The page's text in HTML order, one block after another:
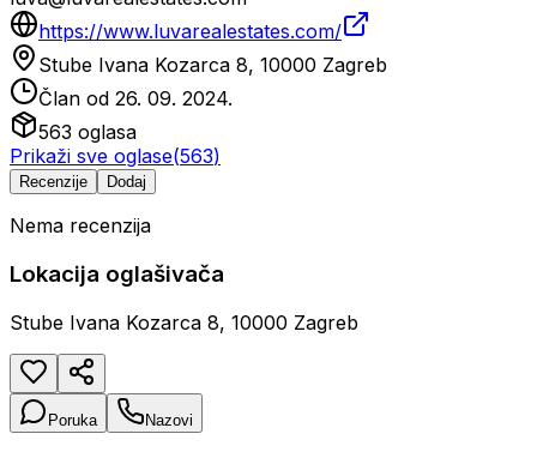
https://www.luvarealestates.com/
Stube Ivana Kozarca 8, 10000 Zagreb
Član od 26. 09. 2024.
563 oglasa
Prikaži sve oglase(563)
Recenzije Dodaj
Nema recenzija
Lokacija oglašivača
Stube Ivana Kozarca 8, 10000 Zagreb
Poruka Nazovi